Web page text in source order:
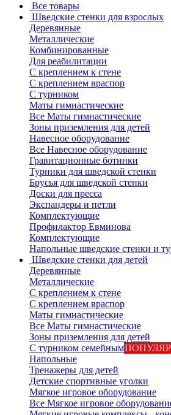
Все товары
Шведские стенки для взрослых
Деревянные
Металлические
Комбинированные
Для реабилитации
С креплением к стене
С креплением враспор
С турником
Маты гимнастические
Все Маты гимнастические
Зоны приземления для детей
Навесное оборудование
Все Навесное оборудование
Гравитационные ботинки
Турники для шведской стенки
Брусья для шведской стенки
Доски для пресса
Экспандеры и петли
Комплектующие
Профилактор Евминова
Комплектующие
Напольные шведские стенки и
Шведские стенки для детей
Деревянные
Металлические
С креплением к стене
С креплением враспор
Маты гимнастические
Все Маты гимнастические
Зоны приземления для детей
С турником семейным
Напольные
Тренажеры для детей
Детские спортивные уголки
Мягкое игровое оборудование
Все Мягкое игровое